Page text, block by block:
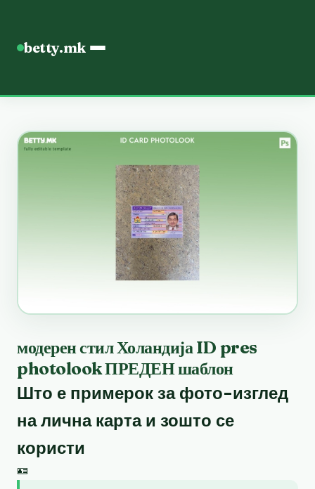
betty.mk
модерен стил Холандија ID pres
photolook ПРЕДЕН шаблон
Што е примерок за фото-изглед
на лична карта и зошто се
користи
🪪